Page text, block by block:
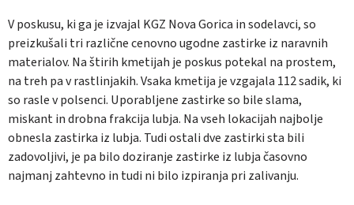
V poskusu, ki ga je izvajal KGZ Nova Gorica in sodelavci, so
preizkušali tri različne cenovno ugodne zastirke iz naravnih
materialov. Na štirih kmetijah je poskus potekal na prostem,
na treh pa v rastlinjakih. Vsaka kmetija je vzgajala 112 sadik, ki
so rasle v polsenci. Uporabljene zastirke so bile slama,
miskant in drobna frakcija lubja. Na vseh lokacijah najbolje
obnesla zastirka iz lubja. Tudi ostali dve zastirki sta bili
zadovoljivi, je pa bilo doziranje zastirke iz lubja časovno
najmanj zahtevno in tudi ni bilo izpiranja pri zalivanju.